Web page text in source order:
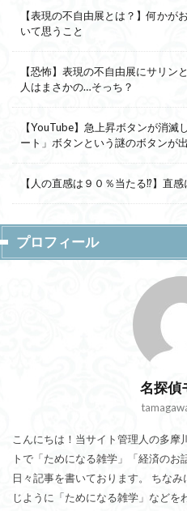
【表現の不自由展とは？】何か
いて思うこと
【恐怖】表現の不自由展にサリ
人はまさかの…そっち？
【YouTube】急上昇ボタンが消滅
ート」ボタンという謎のボタンが
【人の直感は９０％当たる⁉】直
プロフィール
名探偵
こんにちは！当サイト管理人の多摩
トで「ためになる雑学」「経済の
日々記事を書いております。 ちな
じように「ためになる雑学」など